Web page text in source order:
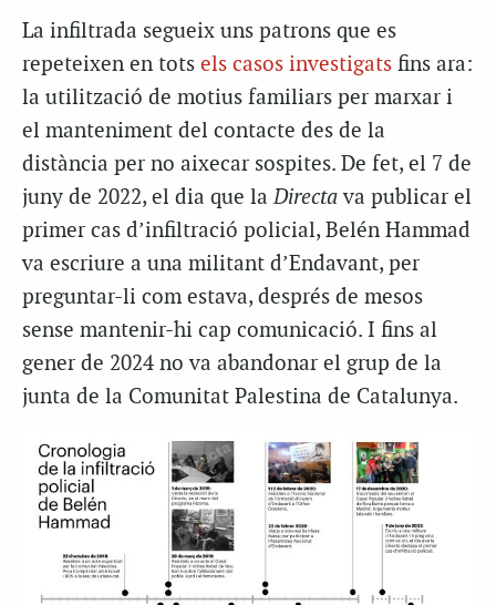
La infiltrada segueix uns patrons que es
repeteixen en tots els casos investigats fins ara:
la utilització de motius familiars per marxar i
el manteniment del contacte des de la
distància per no aixecar sospites. De fet, el 7 de
juny de 2022, el dia que laDirectava publicar el
primer cas d’infiltració policial, Belén Hammad
va escriure a una militant d’Endavant, per
preguntar-li com estava, després de mesos
sense mantenir-hi cap comunicació. I fins al
gener de 2024 no va abandonar el grup de la
junta de la Comunitat Palestina de Catalunya.